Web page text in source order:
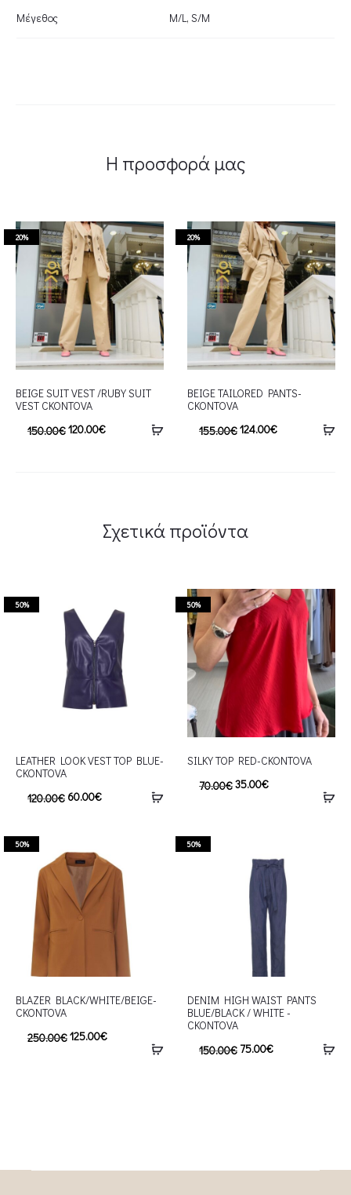
Μέγεθος M/L, S/M
Η προσφορά μας
20%
BEIGE SUIT VEST /RUBY SUIT
VEST CKONTOVA
150.00€120.00€
20%
BEIGE TAILORED PANTS-
CKONTOVA
155.00€124.00€
Σχετικά προϊόντα
50%
LEATHER LOOK VEST TOP BLUE-
CKONTOVA
120.00€ 60.00€
50%
SILKY TOP RED-CKONTOVA
70.00€35.00€
50%
BLAZER BLACK/WHITE/BEIGE-
CKONTOVA
250.00€125.00€
50%
DENIM HIGH WAIST PANTS
BLUE/BLACK / WHITE -
CKONTOVA
150.00€ 75.00€